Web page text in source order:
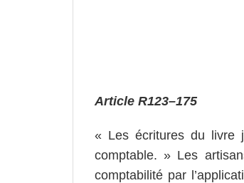
Article R123–175
« Les écritures du livre
comptable. » Les
comptabilité par